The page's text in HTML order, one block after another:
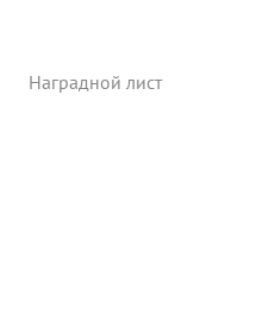
Наградной лист